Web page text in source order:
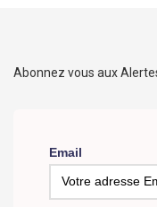
Abonnez vous aux
Email